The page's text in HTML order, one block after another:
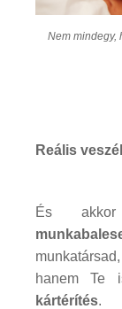
Nem mindegy,
Reális
És
hanem Te
kártérítés.